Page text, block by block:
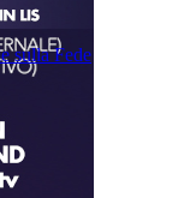
sulla Fede